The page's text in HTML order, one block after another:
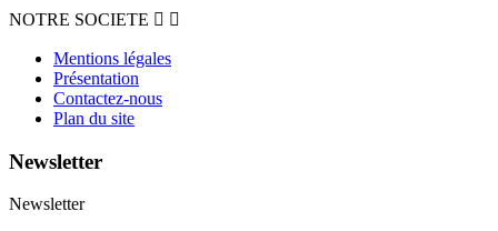
NOTRE SOCIETE  
Mentions légales
Présentation
Contactez-nous
Plan du site
Newsletter
Newsletter